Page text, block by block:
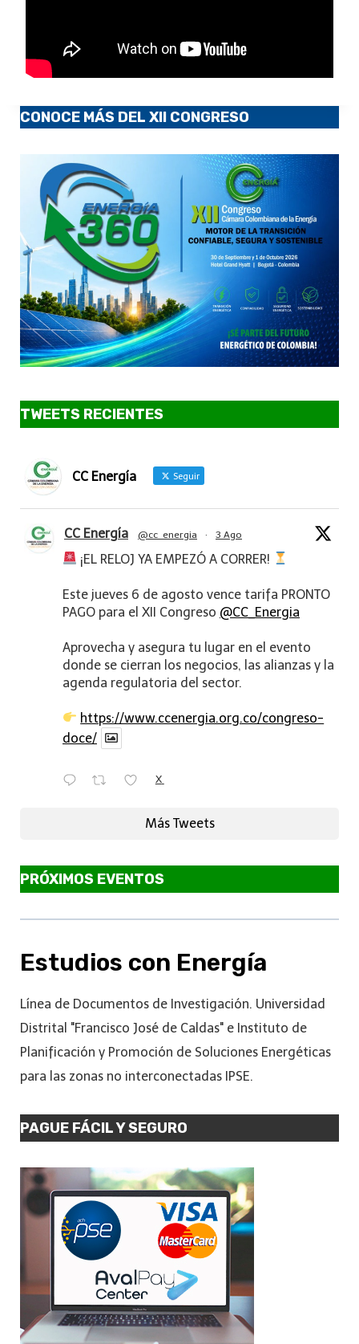
CONOCE MÁS DEL XII CONGRESO
TWEETS RECIENTES
CC Energía Seguir
CC Energía @cc_energia · 3 Ago
¡EL RELOJ YA EMPEZÓ A CORRER!
Este jueves 6 de agosto vence tarifa PRONTO
PAGO para el XII Congreso @CC_Energia
Aprovecha y asegura tu lugar en el evento
donde se cierran los negocios, las alianzas y la
agenda regulatoria del sector.
https://www.ccenergia.org.co/congreso-
doce/
X
Más Tweets
PRÓXIMOS EVENTOS
Estudios con Energía
Línea de Documentos de Investigación. Universidad
Distrital "Francisco José de Caldas" e Instituto de
Planificación y Promoción de Soluciones Energéticas
para las zonas no interconectadas IPSE.
PAGUE FÁCIL Y SEGURO